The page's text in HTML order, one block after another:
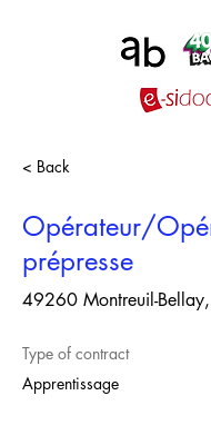
< Back
Opérateur/
prépresse
49260 Montreuil-
Type of contract
Apprentissage